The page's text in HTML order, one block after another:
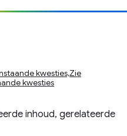
kwesties,Zie
kwesties
inhoud, gerelateerde